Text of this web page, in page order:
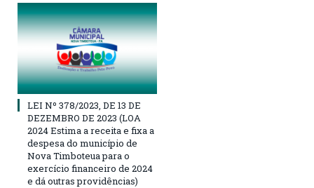
LEI Nº 378/2023, DE 13 DE
DEZEMBRO DE 2023 (LOA
2024 Estima a receita e fixa a
despesa do município de
Nova Timboteua para o
exercício financeiro de 2024
e dá outras providências)